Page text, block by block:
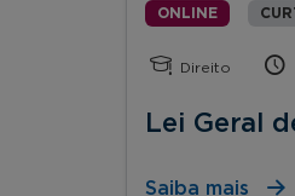
ONLINE
Direito
Lei Geral
Saiba mais